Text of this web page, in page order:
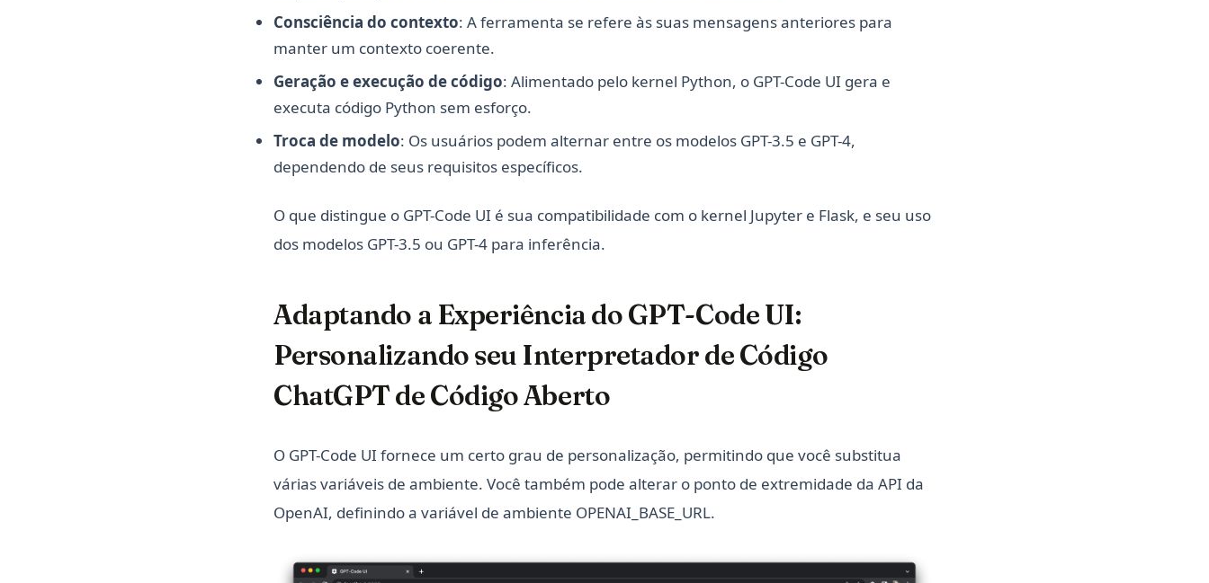
Consciência do contexto: A ferramenta se refere às suas mensagens anteriores para
manter um contexto coerente.
Geração e execução de código: Alimentado pelo kernel Python, o GPT-Code UI gera e
executa código Python sem esforço.
Troca de modelo: Os usuários podem alternar entre os modelos GPT-3.5 e GPT-4,
dependendo de seus requisitos específicos.
O que distingue o GPT-Code UI é sua compatibilidade com o kernel Jupyter e Flask, e seu uso
dos modelos GPT-3.5 ou GPT-4 para inferência.
Adaptando a Experiência do GPT-Code UI:
Personalizando seu Interpretador de Código
ChatGPT de Código Aberto
O GPT-Code UI fornece um certo grau de personalização, permitindo que você substitua
várias variáveis ​​de ambiente. Você também pode alterar o ponto de extremidade da API da
OpenAI, definindo a variável de ambiente OPENAI_BASE_URL.